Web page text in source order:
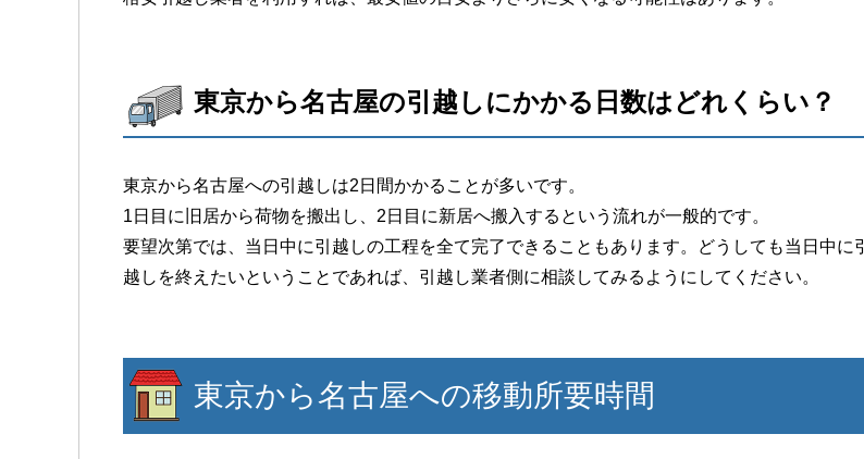
東京から名古屋の引越しにかかる日数はどれくらい？
東京から名古屋への引越しは2日間かかることが多いです。
1日目に旧居から荷物を搬出し、2日目に新居へ搬入するという流れが一般的です。
要望次第では、当日中に引越しの工程を全て完了できることもあります。どうしても当日中に引
越しを終えたいということであれば、引越し業者側に相談してみるようにしてください。
東京から名古屋への移動所要時間